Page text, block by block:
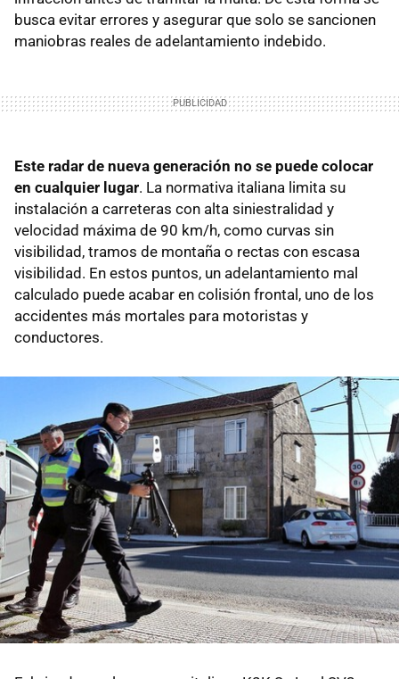
busca evitar errores y asegurar que solo se sancionen
maniobras reales de adelantamiento indebido.
Este radar de nueva generación no se puede colocar
en cualquier lugar. La normativa italiana limita su
instalación a carreteras con alta siniestralidad y
velocidad máxima de 90 km/h, como curvas sin
visibilidad, tramos de montaña o rectas con escasa
visibilidad. En estos puntos, un adelantamiento mal
calculado puede acabar en colisión frontal, uno de los
accidentes más mortales para motoristas y
conductores.